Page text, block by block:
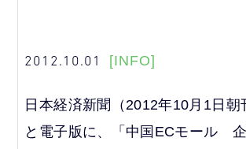
2012.10.01 [INFO]
日本経済新聞（2012年10月1日朝
と電子版に、「中国ECモール